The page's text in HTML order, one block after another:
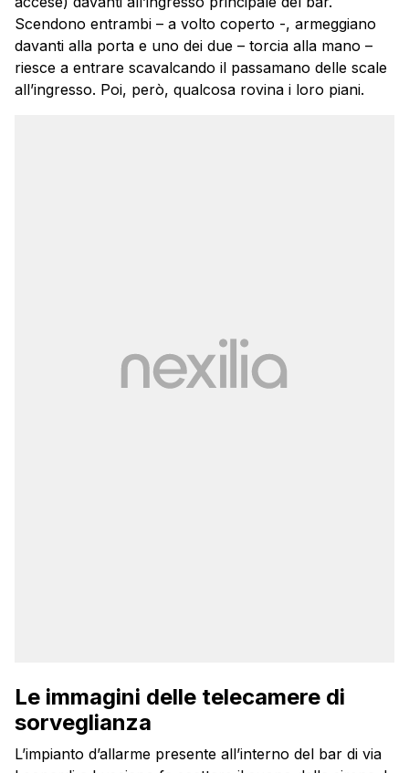
Scendono entrambi – a volto coperto -, armeggiano
davanti alla porta e uno dei due – torcia alla mano –
riesce a entrare scavalcando il passamano delle scale
all’ingresso. Poi, però, qualcosa rovina i loro piani.
Le immagini delle telecamere di
sorveglianza
L’impianto d’allarme presente all’interno del bar di via